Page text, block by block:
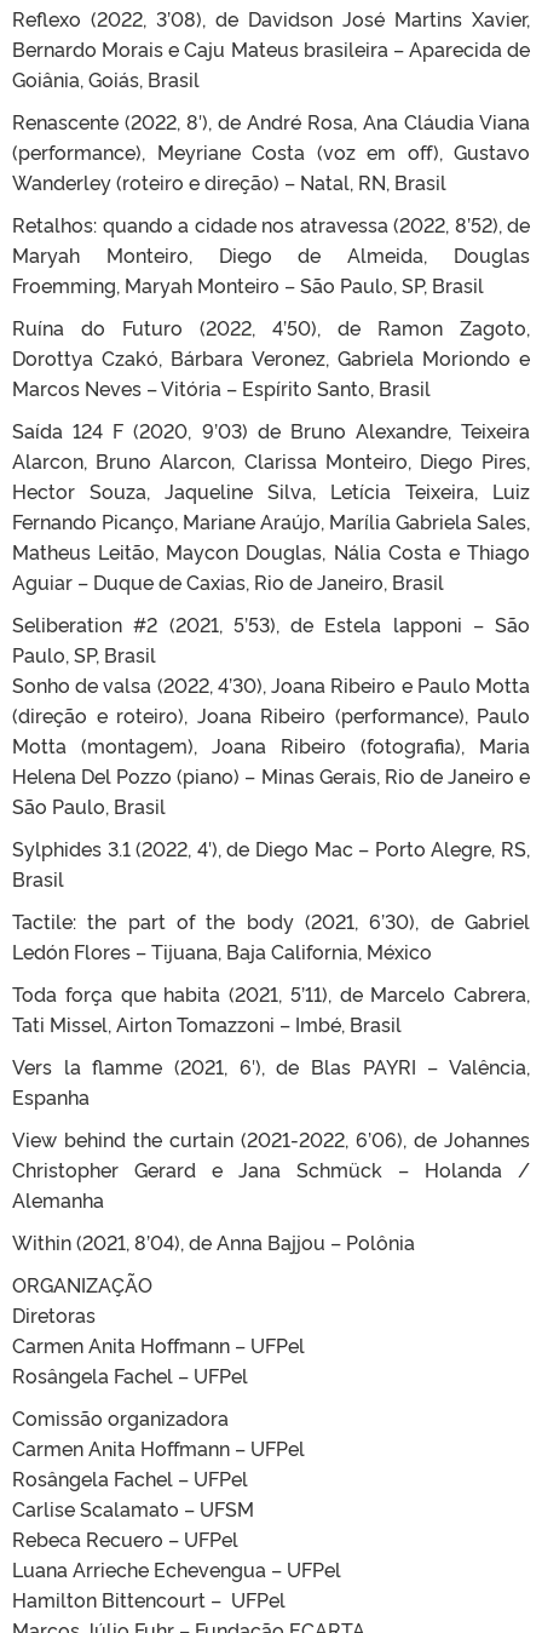
Reflexo (2022, 3’08), de Davidson José Martins Xavier,
Bernardo Morais e Caju Mateus brasileira – Aparecida de
Goiânia, Goiás, Brasil
Renascente (2022, 8′), de André Rosa, Ana Cláudia Viana
(performance), Meyriane Costa (voz em off), Gustavo
Wanderley (roteiro e direção) – Natal, RN, Brasil
Retalhos: quando a cidade nos atravessa (2022, 8’52), de
Maryah Monteiro, Diego de Almeida, Douglas
Froemming, Maryah Monteiro – São Paulo, SP, Brasil
Ruína do Futuro (2022, 4’50), de Ramon Zagoto,
Dorottya Czakó, Bárbara Veronez, Gabriela Moriondo e
Marcos Neves – Vitória – Espírito Santo, Brasil
Saída 124 F (2020, 9’03) de Bruno Alexandre, Teixeira
Alarcon, Bruno Alarcon, Clarissa Monteiro, Diego Pires,
Hector Souza, Jaqueline Silva, Letícia Teixeira, Luiz
Fernando Picanço, Mariane Araújo, Marília Gabriela Sales,
Matheus Leitão, Maycon Douglas, Nália Costa e Thiago
Aguiar – Duque de Caxias, Rio de Janeiro, Brasil
Seliberation #2 (2021, 5’53), de Estela lapponi – São
Paulo, SP, Brasil
Sonho de valsa (2022, 4’30), Joana Ribeiro e Paulo Motta
(direção e roteiro), Joana Ribeiro (performance), Paulo
Motta (montagem), Joana Ribeiro (fotografia), Maria
Helena Del Pozzo (piano) – Minas Gerais, Rio de Janeiro e
São Paulo, Brasil
Sylphides 3.1 (2022, 4′), de Diego Mac – Porto Alegre, RS,
Brasil
Tactile: the part of the body (2021, 6’30), de Gabriel
Ledón Flores – Tijuana, Baja California, México
Toda força que habita (2021, 5’11), de Marcelo Cabrera,
Tati Missel, Airton Tomazzoni – Imbé, Brasil
Vers la flamme (2021, 6′), de Blas PAYRI – Valência,
Espanha
View behind the curtain (2021-2022, 6’06), de Johannes
Christopher Gerard e Jana Schmück – Holanda /
Alemanha
Within (2021, 8’04), de Anna Bajjou – Polônia
ORGANIZAÇÃO
Diretoras
Carmen Anita Hoffmann – UFPel
Rosângela Fachel – UFPel
Comissão organizadora
Carmen Anita Hoffmann – UFPel
Rosângela Fachel – UFPel
Carlise Scalamato – UFSM
Rebeca Recuero – UFPel
Luana Arrieche Echevengua – UFPel
Hamilton Bittencourt – UFPel